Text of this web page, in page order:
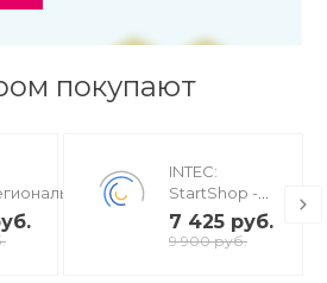
покупают
сеть
с
INTEC:
StartShop -
модуль
интернет-
7 425 руб.
9 900 руб.